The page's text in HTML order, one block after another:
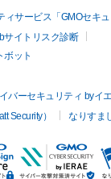
サービス「GMOセキュ
サイトリスク診断
ボット
バーセキュリティ byイエ
Security）
なりすま